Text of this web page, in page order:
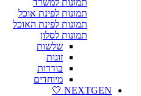
תמונות לפינת אוכל
תמונות לפינת האוכל
תמונות לסלון
שלשות
זוגות
בודדות
מיוחדים
NEXTGEN 🤍